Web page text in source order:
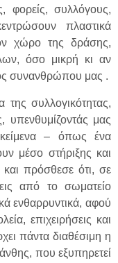
φορείς, συλλόγους,
πλαστικά
χώρο της δράσης,
όσο μικρή κι αν
συνανθρώπου μας .
της συλλογικότητας,
υπενθυμίζοντάς μας
– όπως ένα
μέσο στήριξης και
πρόσθεσε ότι, σε
από το σωματείο
ενθαρρυντικά, αφού
επιχειρήσεις και
πάντα διαθέσιμη η
που εξυπηρετεί